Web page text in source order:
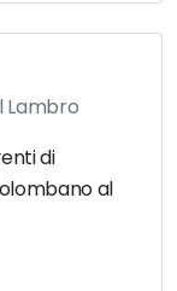
Lambro
di
al